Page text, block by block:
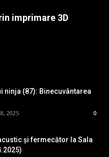
imprimare 3D
ninja (87): Binecuvântarea
2025 0
și fermecător la Sala